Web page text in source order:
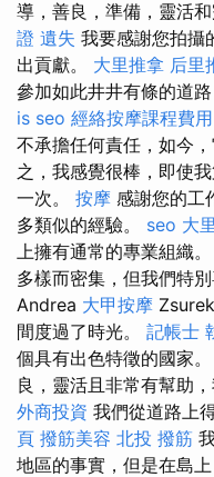
導，善良，準備，靈活
證 遺失 我要感謝您拍攝
出貢獻。 大里推拿 后里
參加如此井井有條的道
is seo 經絡按摩課程費用
不承擔任何責任，如今
之，我感覺很棒，即使
一次。 按摩 感謝您的工
多類似的經驗。 seo 大
上擁有通常的專業組織。
多樣而密集，但我們特別
Andrea 大甲按摩
間度過了時光。 記帳士
個具有出色特徵的國家
良，靈活且非常有幫助
外商投資 我們從道路上
頁 撥筋美容 北投 撥筋
地區的事實，但是在島